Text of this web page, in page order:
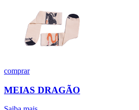
comprar
MEIAS DRAGÃO